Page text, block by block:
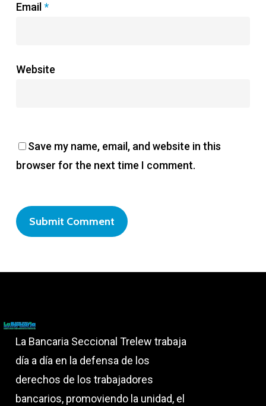
Email *
Website
Save my name, email, and website in this
browser for the next time I comment.
La Bancaria Seccional Trelew trabaja
día a día en la defensa de los
derechos de los trabajadores
bancarios, promoviendo la unidad, el